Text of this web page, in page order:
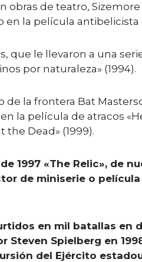
obras de teatro,
la película antibelicista
que le llevaron a una
por naturaleza» (1994).
la frontera Bat
la película de atracos
Dead» (1999).
1997 «The Relic», de
de miniserie o
en mil batallas en
Steven Spielberg en
del Ejército